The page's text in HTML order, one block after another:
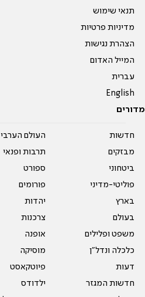
תנאי שימוש
מדיניות פרטיות
הצהרת נגישות
המייל האדום
עברית
English
מדורים
חדשות
מבזקים
ביטחוני
פוליטי-מדיני
בארץ
בעולם
משפט ופלילים
כלכלה ונדל"ן
דעות
חדשות המגזר
העולם הערבי
תרבות ופנאי
ספורט
פורומים
יהדות
צרכנות
אופנה
מוסיקה
פיוטקאסט
ילדודס